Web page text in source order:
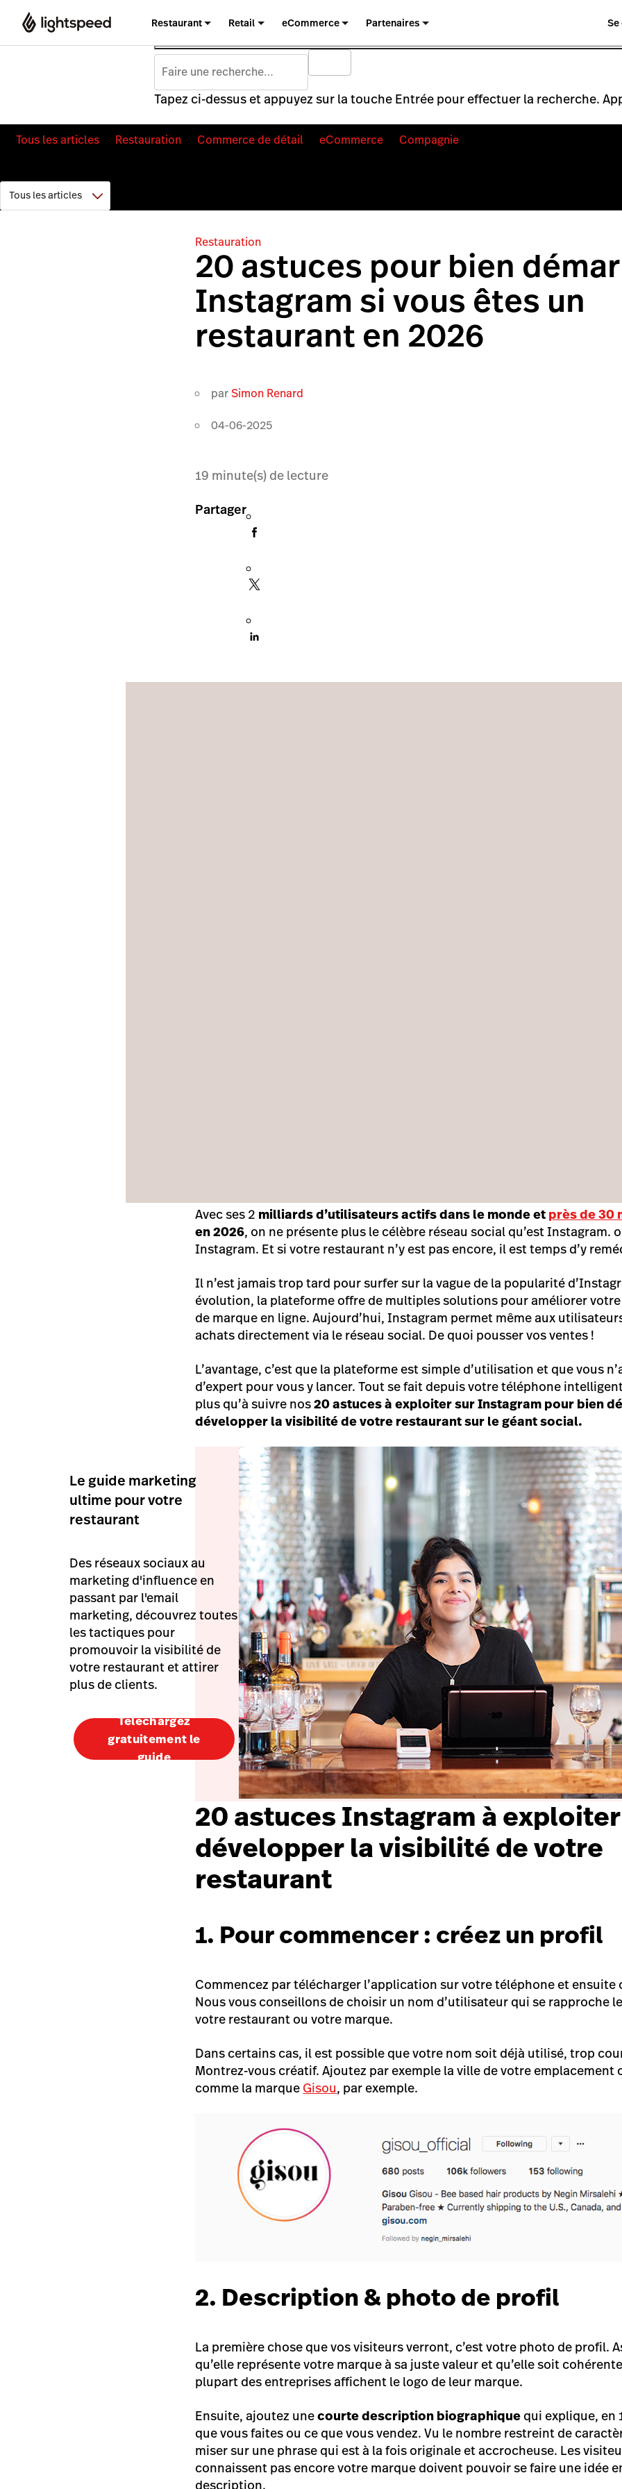
Restaurant Retail eCommerce Partenaires
Tapez ci-dessus et appuyez sur la touche Entrée pour effectuer la recherche.
Tous les articles Restauration Commerce de détail eCommerce Compagnie
Restauration
20 astuces pour bien
Instagram si vous êtes un
restaurant en 2026
parSimon Renard
04-06-2025
19 minute(s) de lecture
Partager
Avec ses 2 milliards d’utilisateurs actifs dans le monde et près de 30
en 2026, on ne présente plus le célèbre réseau social qu’est Instagram.
Instagram. Et si votre restaurant n’y est pas encore, il est temps d’y
Il n’est jamais trop tard poursurfersur la vague de la popularité
évolution, la plateforme offre de multiples solutions pour améliorer
de marque en ligne. Aujourd’hui, Instagram permet même aux
achats directement via le réseau social. De quoi pousser vos ventes !
L’avantage, c’est que la plateforme est simple d’utilisation et que vous
d’expert pour vous y lancer. Tout se fait depuis votre téléphone
plus qu’à suivre nos20 astuces à exploiter sur Instagram pour bien
développer la visibilité de votre restaurant sur le géant social.
Le guide marketing
ultime pour votre
restaurant
Des réseaux sociaux au
marketing d'influence en
passant par l'email
marketing, découvrez toutes
les tactiques pour
promouvoir la visibilité de
votre restaurant et attirer
plus de clients.
Téléchargez
gratuitement le
guide
20 astuces Instagram à
développer la visibilité de votre
restaurant
1. Pour commencer : créez un profil
Commencez par télécharger l’application sur votre téléphone et ensuite
Nous vous conseillons de choisir un nom d’utilisateur qui se rapproche
votre restaurant ou votre marque.
Dans certains cas, il est possible que votre nom soit déjà utilisé, trop
Montrez-vous créatif. Ajoutez par exemple la ville de votre emplacement
comme la marque Gisou, par exemple.
2. Description & photo de profil
La première chose que vos visiteurs verront, c’est votre photo de profil.
qu’elle représente votre marque à sa juste valeur et qu’elle soit
plupart des entreprises affichent le logo de leur marque.
Ensuite, ajoutez unecourte description biographique qui explique, en
que vous faites ou ce que vous vendez. Vu le nombre restreint de
miser sur une phrase qui est à la fois originale et accrocheuse. Les
connaissent pas encore votre marque doivent pouvoir se faire une idée
description.